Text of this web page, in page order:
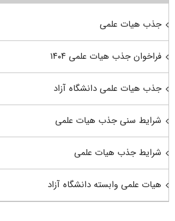
جذب هیات علمی
فراخوان جذب هیات علمی ۱۴۰۴
جذب هیات علمی دانشگاه آزاد
شرایط سنی جذب هیات علمی
شرایط جذب هیات علمی
هیات علمی وابسته دانشگاه آزاد